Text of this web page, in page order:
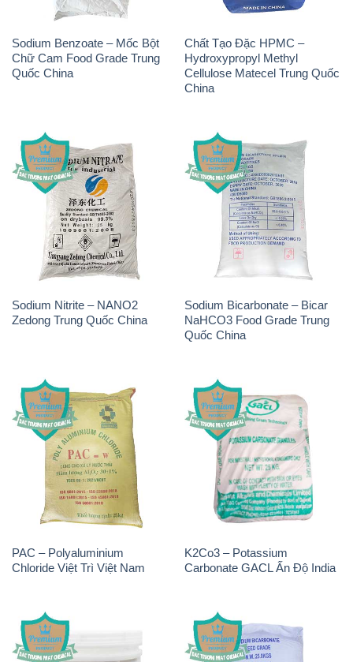
Sodium Benzoate – Mốc Bột
Chữ Cam Food Grade Trung
Quốc China
Chất Tạo Đặc HPMC –
Hydroxypropyl Methyl
Cellulose Matecel Trung Quốc
China
Sodium Nitrite – NANO2
Zedong Trung Quốc China
Sodium Bicarbonate – Bicar
NaHCO3 Food Grade Trung
Quốc China
PAC – Polyaluminium
Chloride Việt Trì Việt Nam
K2Co3 – Potassium
Carbonate GACL Ấn Độ India